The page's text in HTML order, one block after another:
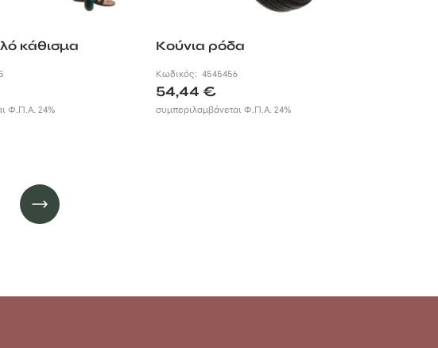
κάθισμα
Φ.Π.Α. 24%
Κούνια ρόδα
Κωδικός: 4545456
54,44 €
συμπεριλαμβάνεται Φ.Π.Α. 24%